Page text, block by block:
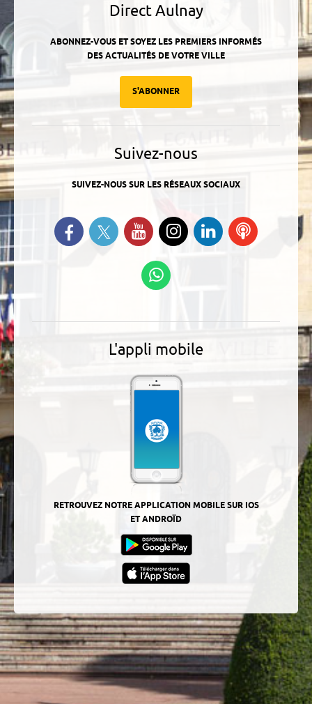
Direct Aulnay
ABONNEZ-VOUS ET SOYEZ LES PREMIERS INFORMÉS
DES ACTUALITÉS DE VOTRE VILLE
S'ABONNER
Suivez-nous
SUIVEZ-NOUS SUR LES RÉSEAUX SOCIAUX
Retrouvez-nous sur Facebook
Suivez-nous sur Twitter
Suivez-nous sur YouTube
Suivez-nous sur
Instagram
Retrouvez-
nous sur
Ecoutez
L'appli mobile
RETROUVEZ NOTRE APPLICATION MOBILE SUR IOS
ET ANDROÏD